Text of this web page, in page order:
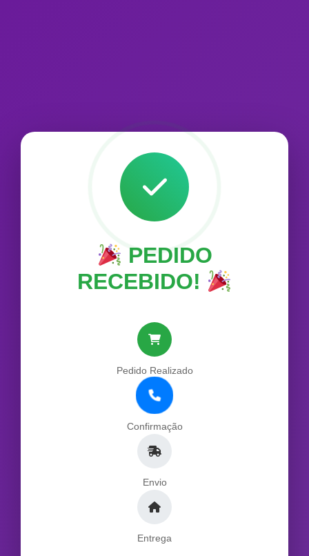
PEDIDO
RECEBIDO!
Pedido Realizado
Confirmação
Envio
Entrega